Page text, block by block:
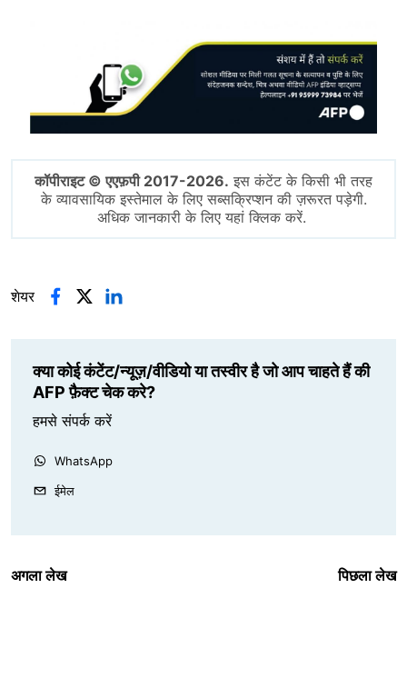
कॉपीराइट © एएफ़पी 2017-2026. इस कंटेंट के किसी भी तरह
के व्यावसायिक इस्तेमाल के लिए सब्सक्रिप्शन की ज़रूरत पड़ेगी.
अधिक जानकारी के लिए यहां क्लिक करें.
शेयर
क्या कोई कंटेंट/न्यूज़/वीडियो या तस्वीर है जो आप चाहते हैं की
AFP फ़ैक्ट चेक करे?
हमसे संपर्क करें
WhatsApp
ईमेल
अगला लेख पिछला लेख